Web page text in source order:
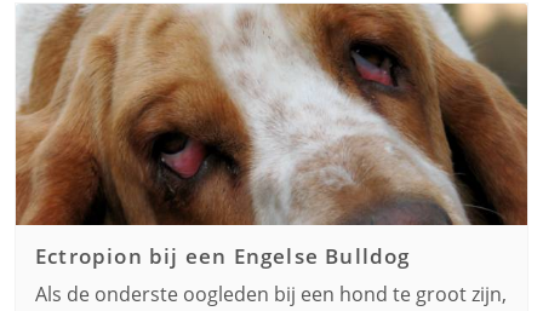
Ectropion bij een Engelse Bulldog
Als de onderste oogleden bij een hond te groot zijn,